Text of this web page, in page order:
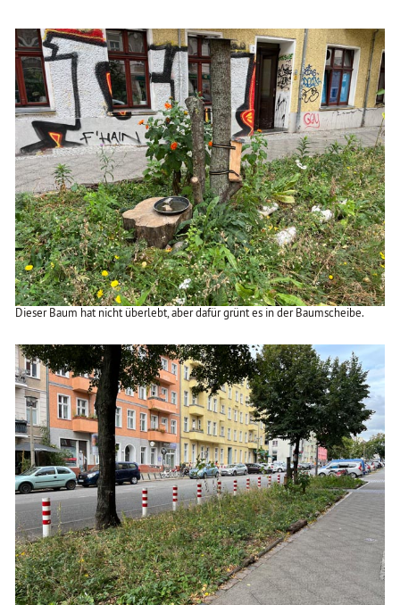
Dieser Baum hat nicht überlebt, aber dafür grünt es in der Baumscheibe.